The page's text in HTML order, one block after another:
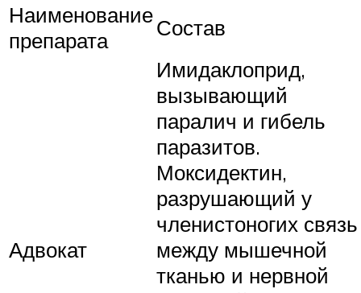
Наименование
препарата
Состав
Адвокат
Имидаклоприд,
вызывающий
паралич и гибель
паразитов.
Моксидектин,
разрушающий у
членистоногих связь
между мышечной
тканью и нервной